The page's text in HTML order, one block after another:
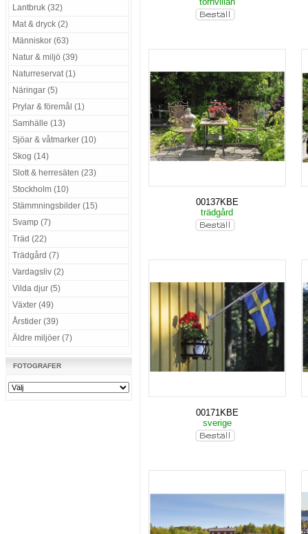
Lantbruk (32)
Mat & dryck (2)
Människor (63)
Natur & miljö (39)
Naturreservat (1)
Näringar (5)
Prylar & föremål (1)
Samhälle (13)
Sjöar & våtmarker (10)
Skog (14)
Slott & herresäten (23)
Stockholm (10)
Stämmningsbilder (15)
Svamp (7)
Träd (22)
Trädgård (7)
Vardagsliv (2)
Vilda djur (5)
Växter (49)
Årstider (39)
Äldre miljöer (7)
FOTOGRAFER
00137KBE
trädgård
00171KBE
sverige